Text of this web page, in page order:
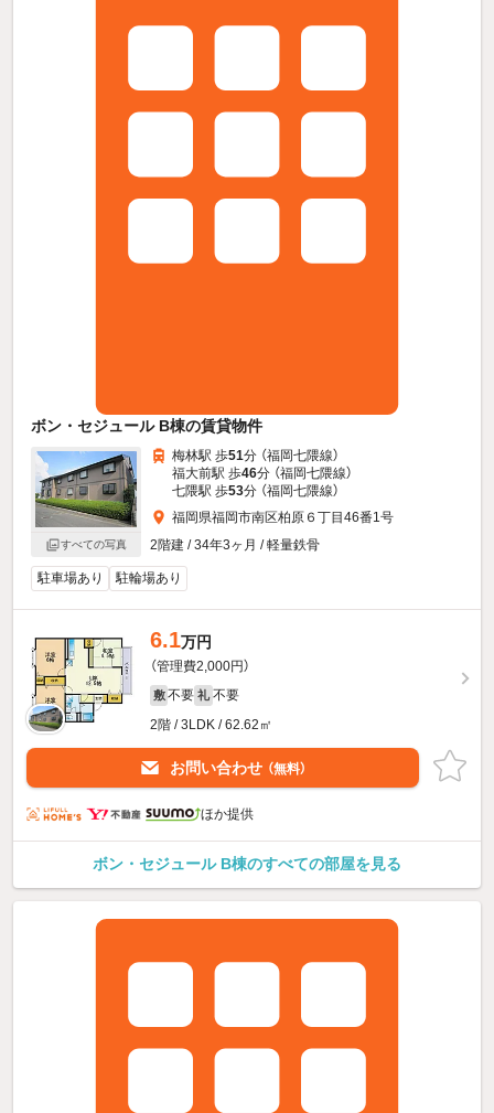
ボン・セジュール B棟の賃貸物件
すべての写真
梅林駅 歩51分 （福岡七隈線）
福大前駅 歩46分 （福岡七隈線）
七隈駅 歩53分 （福岡七隈線）
福岡県福岡市南区柏原６丁目46番1号
2階建 / 34年3ヶ月 / 軽量鉄骨
駐車場あり 駐輪場あり
6.1万円
（管理費2,000円）
敷 不要 礼 不要
2階 / 3LDK / 62.62㎡
お問い合わせ （無料）
ほか提供
ボン・セジュール B棟のすべての部屋を見る